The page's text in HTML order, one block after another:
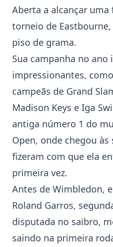
Aberta a alcançar uma
torneio de Eastbourne
piso de grama.
Sua campanha no
impressionantes,
campeãs de Grand
Madison Keys e Iga
antiga número 1 do
Open, onde chegou às
fizeram com que ela
primeira vez.
Antes de Wimbledon,
Roland Garros,
disputada no saibro,
saindo na primeira